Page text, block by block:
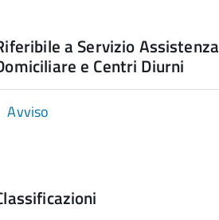
a Servizio Assistenza
e Centri Diurni
Avviso